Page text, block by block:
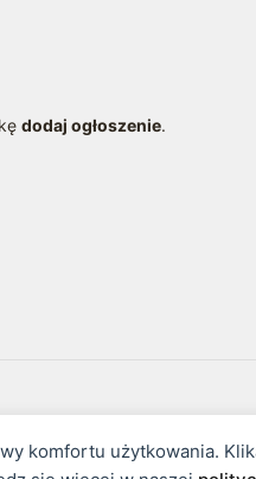
komfortu użytkowania.
dodaj ogłoszenie.